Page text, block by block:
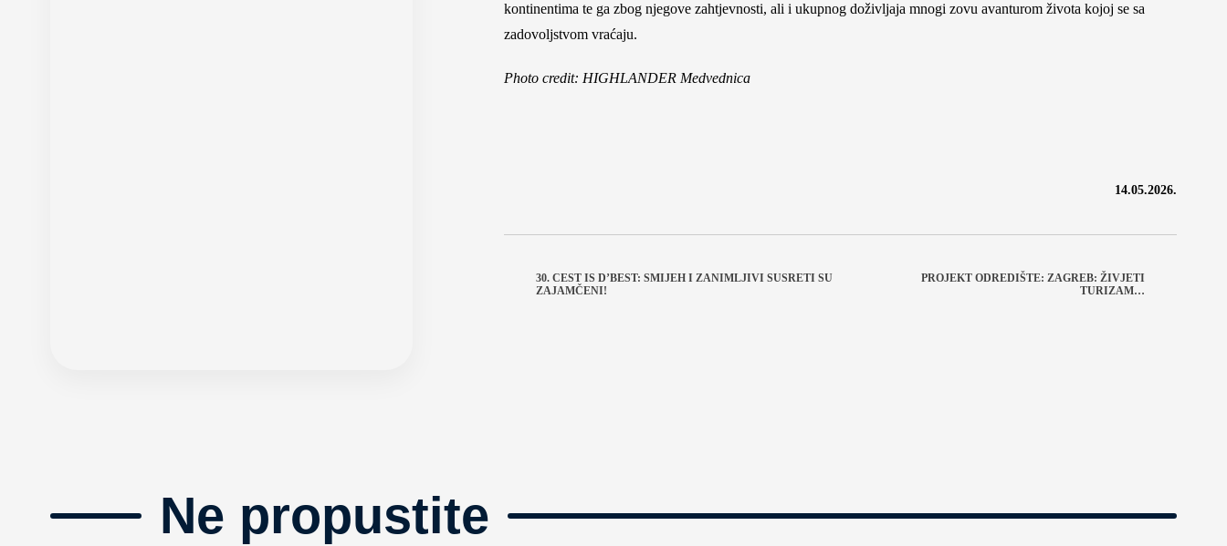
kontinentima te ga zbog njegove zahtjevnosti, ali i ukupnog doživljaja mnogi zovu avanturom života kojoj se sa
zadovoljstvom vraćaju.
Photo credit: HIGHLANDER Medvednica
14.05.2026.
30. CEST IS D’BEST: SMIJEH I ZANIMLJIVI SUSRETI SU
ZAJAMČENI!
PROJEKT ODREDIŠTE: ZAGREB: ŽIVJETI
TURIZAM…
Ne propustite